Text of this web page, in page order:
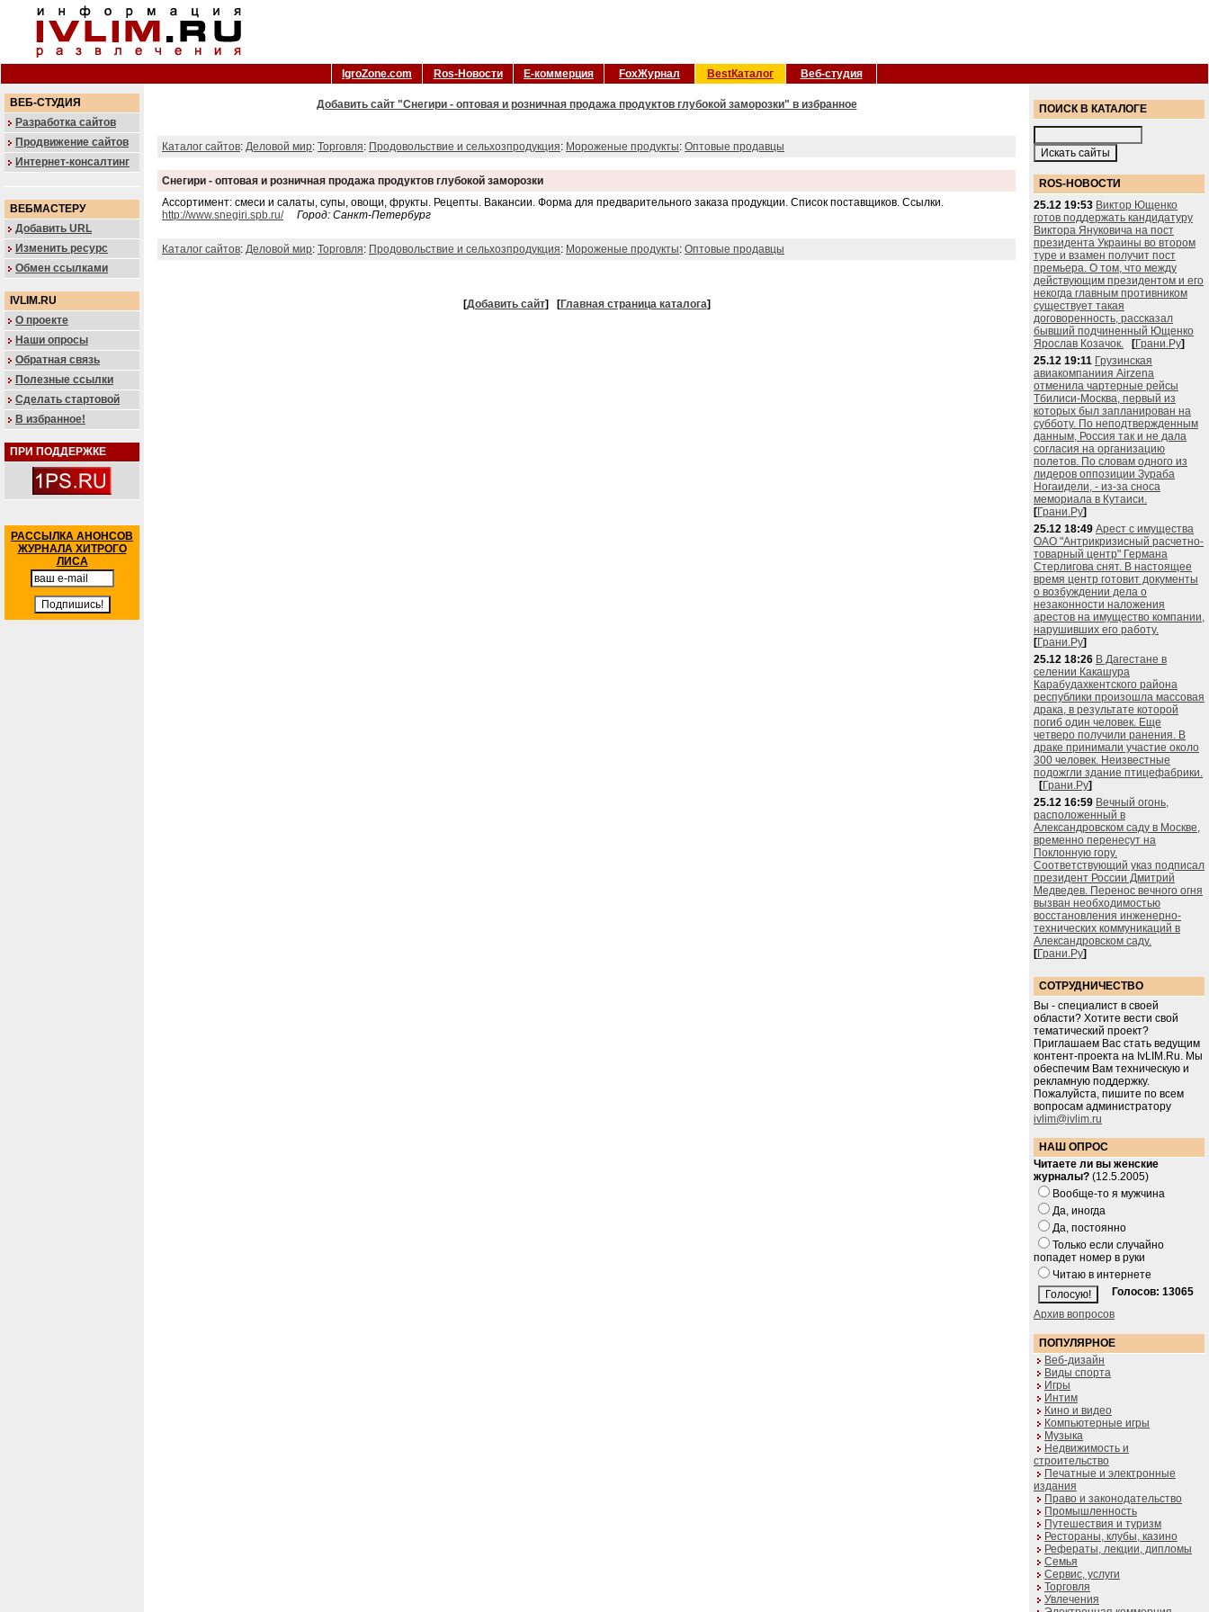
IgroZone.com Ros-Новости Е-коммерция FoxЖурнал BestКаталог Веб-студия
ВЕБ-СТУДИЯ
Разработка сайтов
Продвижение сайтов
Интернет-консалтинг
ВЕБМАСТЕРУ
Добавить URL
Изменить ресурс
Обмен ссылками
IVLIM.RU
О проекте
Наши опросы
Обратная связь
Полезные ссылки
Сделать стартовой
В избранное!
ПРИ ПОДДЕРЖКЕ
РАССЫЛКА АНОНСОВ
ЖУРНАЛА ХИТРОГО
ЛИСА
Добавить сайт "Снегири - оптовая и розничная продажа продуктов глубокой заморозки" в избранное
Каталог сайтов: Деловой мир: Торговля: Продовольствие и сельхозпродукция: Мороженые продукты: Оптовые продавцы
Снегири - оптовая и розничная продажа продуктов глубокой заморозки
Ассортимент: смеси и салаты, супы, овощи, фрукты. Рецепты. Вакансии. Форма для предварительного заказа продукции. Список поставщиков. Ссылки.
http://www.snegiri.spb.ru/
Город: Санкт-Петербург
Каталог сайтов: Деловой мир: Торговля: Продовольствие и сельхозпродукция: Мороженые продукты: Оптовые продавцы
[Добавить сайт] [Главная страница каталога]
ПОИСК В КАТАЛОГЕ
ROS-НОВОСТИ
25.12 19:53 Виктор Ющенко
готов поддержать кандидатуру
Виктора Януковича на пост
президента Украины во втором
туре и взамен получит пост
премьера. О том, что между
действующим президентом и его
некогда главным противником
существует такая
договоренность, рассказал
бывший подчиненный Ющенко
Ярослав Козачок.
[Грани.Ру]
25.12 19:11 Грузинская
авиакомпаниия Airzena
отменила чартерные рейсы
Тбилиси-Москва, первый из
которых был запланирован на
субботу. По неподтвержденным
данным, Россия так и не дала
согласия на организацию
полетов. По словам одного из
лидеров оппозиции Зураба
Ногаидели, - из-за сноса
мемориала в Кутаиси.
[Грани.Ру]
25.12 18:49 Арест с имущества
ОАО "Антрикризисный расчетно-
товарный центр" Германа
Стерлигова снят. В настоящее
время центр готовит документы
о возбуждении дела о
незаконности наложения
арестов на имущество компании,
нарушивших его работу.
[Грани.Ру]
25.12 18:26 В Дагестане в
селении Какашура
Карабудахкентского района
республики произошла массовая
драка, в результате которой
погиб один человек. Еще
четверо получили ранения. В
драке принимали участие около
300 человек. Неизвестные
подожгли здание птицефабрики.
[Грани.Ру]
25.12 16:59 Вечный огонь,
расположенный в
Александровском саду в Москве,
временно перенесут на
Поклонную гору.
Соответствующий указ подписал
президент России Дмитрий
Медведев. Перенос вечного огня
вызван необходимостью
восстановления инженерно-
технических коммуникаций в
Александровском саду.
[Грани.Ру]
СОТРУДНИЧЕСТВО
Вы - специалист в своей
области? Хотите вести свой
тематический проект?
Приглашаем Вас стать ведущим
контент-проекта на IvLIM.Ru. Мы
обеспечим Вам техническую и
рекламную поддержку.
Пожалуйста, пишите по всем
вопросам администратору
ivlim@ivlim.ru
НАШ ОПРОС
Читаете ли вы женские
журналы? (12.5.2005)
Вообще-то я мужчина
Да, иногда
Да, постоянно
Только если случайно
попадет номер в руки
Читаю в интернете
Голосов: 13065
Архив вопросов
ПОПУЛЯРНОЕ
Веб-дизайн
Виды спорта
Игры
Интим
Кино и видео
Компьютерные игры
Музыка
Недвижимость и
строительство
Печатные и электронные
издания
Право и законодательство
Промышленность
Путешествия и туризм
Рестораны, клубы, казино
Рефераты, лекции, дипломы
Семья
Сервис, услуги
Торговля
Увлечения